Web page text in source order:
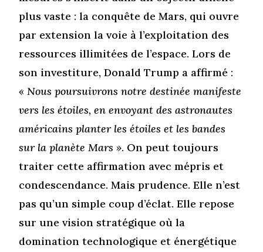
plus vaste : la conquête de Mars, qui ouvre
par extension la voie à l’exploitation des
ressources illimitées de l’espace. Lors de
son investiture, Donald Trump a affirmé :
« Nous poursuivrons notre destinée manifeste
vers les étoiles, en envoyant des astronautes
américains planter les étoiles et les bandes
sur la planète Mars ». On peut toujours
traiter cette affirmation avec mépris et
condescendance. Mais prudence. Elle n’est
pas qu’un simple coup d’éclat. Elle repose
sur une vision stratégique où la
domination technologique et énergétique